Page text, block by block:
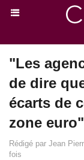
"Les
de dire
écarts de
zone euro"
Rédigé par Jean
fois